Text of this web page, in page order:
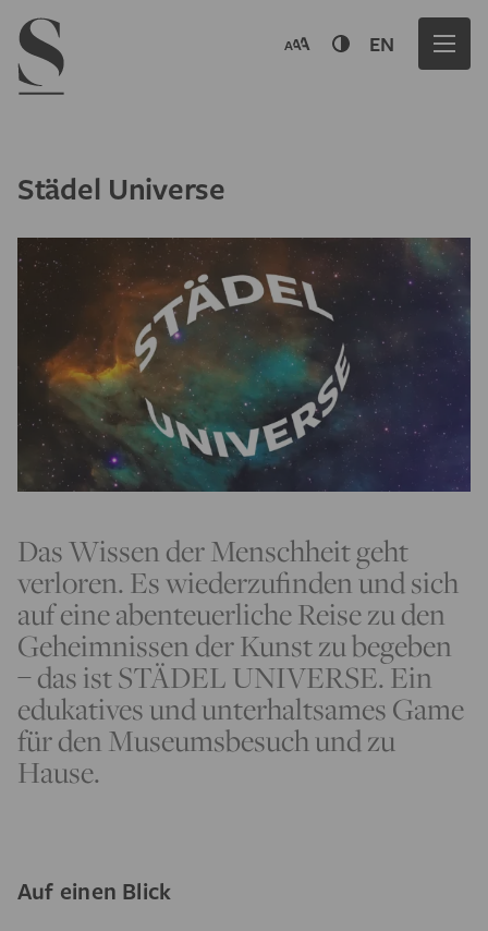
Navigation menu
EN
Städel Universe
Das Wissen der Menschheit geht
verloren. Es wiederzufinden und sich
auf eine abenteuerliche Reise zu den
Geheimnissen der Kunst zu begeben
– das ist STÄDEL UNIVERSE. Ein
edukatives und unterhaltsames Game
für den Museumsbesuch und zu
Hause.
Auf einen Blick